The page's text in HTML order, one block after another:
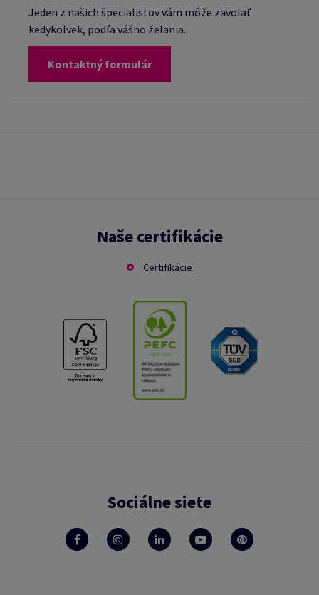
Jeden z našich špecialistov vám môže zavolať
kedykoľvek, podľa vášho želania.
Kontaktný formulár
Naše certifikácie
Certifikácie
Sociálne siete